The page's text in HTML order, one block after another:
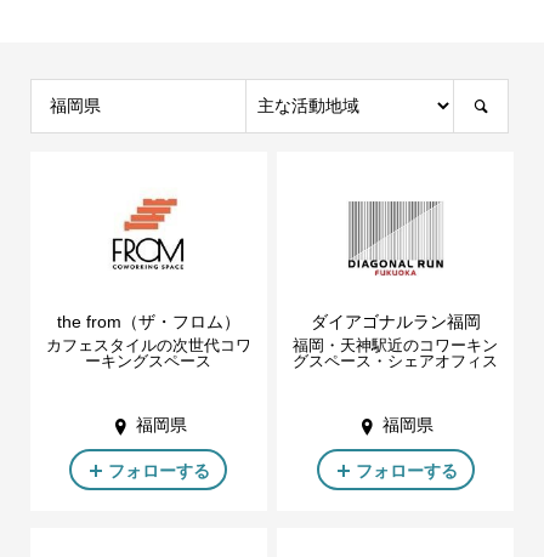
the from（ザ・フロム）
カフェスタイルの次世代コワ
ーキングスペース
福岡県
フォローする
ダイアゴナルラン福岡
福岡・天神駅近のコワーキン
グスペース・シェアオフィス
福岡県
フォローする